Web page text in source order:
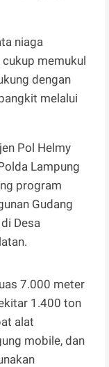
niaga
memukul
dengan
melalui
Pol Helmy
Lampung
program
Gudang
Desa
7.000 meter
1.400 ton
alat
mobile, dan